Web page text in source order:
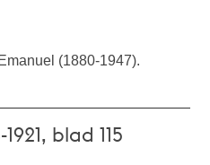
(1880-1947).
blad 115